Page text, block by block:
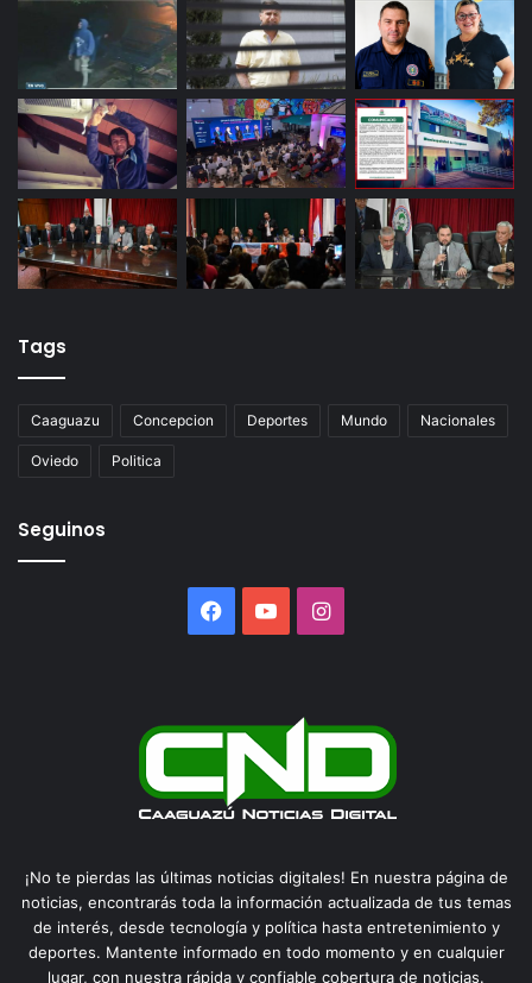
Tags
Caaguazu Concepcion Deportes Mundo Nacionales
Oviedo Politica
Seguinos
Facebook
YouTubeInstagram
¡No te pierdas las últimas noticias digitales! En nuestra página de
noticias, encontrarás toda la información actualizada de tus temas
de interés, desde tecnología y política hasta entretenimiento y
deportes. Mantente informado en todo momento y en cualquier
lugar, con nuestra rápida y confiable cobertura de noticias.